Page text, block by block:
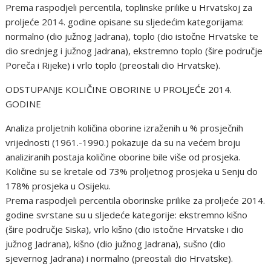
Prema raspodjeli percentila, toplinske prilike u Hrvatskoj za
proljeće 2014. godine opisane su sljedećim kategorijama:
normalno (dio južnog Jadrana), toplo (dio istočne Hrvatske te
dio srednjeg i južnog Jadrana), ekstremno toplo (šire područje
Poreča i Rijeke) i vrlo toplo (preostali dio Hrvatske).
ODSTUPANJE KOLIČINE OBORINE U PROLJEĆE 2014.
GODINE
Analiza proljetnih količina oborine izraženih u % prosječnih
vrijednosti (1961.-1990.) pokazuje da su na većem broju
analiziranih postaja količine oborine bile više od prosjeka.
Količine su se kretale od 73% proljetnog prosjeka u Senju do
178% prosjeka u Osijeku.
Prema raspodjeli percentila oborinske prilike za proljeće 2014.
godine svrstane su u sljedeće kategorije: ekstremno kišno
(šire područje Siska), vrlo kišno (dio istočne Hrvatske i dio
južnog Jadrana), kišno (dio južnog Jadrana), sušno (dio
sjevernog Jadrana) i normalno (preostali dio Hrvatske).